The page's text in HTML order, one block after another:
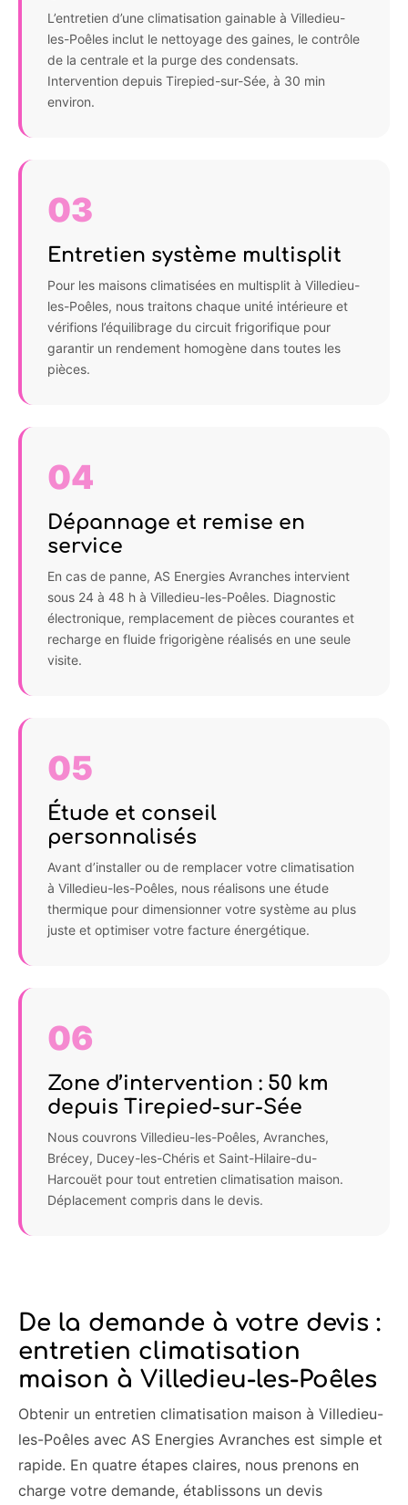
L’entretien d’une climatisation gainable à Villedieu-
les-Poêles inclut le nettoyage des gaines, le contrôle
de la centrale et la purge des condensats.
Intervention depuis Tirepied-sur-Sée, à 30 min
environ.
03
Entretien système multisplit
Pour les maisons climatisées en multisplit à Villedieu-
les-Poêles, nous traitons chaque unité intérieure et
vérifions l’équilibrage du circuit frigorifique pour
garantir un rendement homogène dans toutes les
pièces.
04
Dépannage et remise en
service
En cas de panne, AS Energies Avranches intervient
sous 24 à 48 h à Villedieu-les-Poêles. Diagnostic
électronique, remplacement de pièces courantes et
recharge en fluide frigorigène réalisés en une seule
visite.
05
Étude et conseil
personnalisés
Avant d’installer ou de remplacer votre climatisation
à Villedieu-les-Poêles, nous réalisons une étude
thermique pour dimensionner votre système au plus
juste et optimiser votre facture énergétique.
06
Zone d’intervention : 50 km
depuis Tirepied-sur-Sée
Nous couvrons Villedieu-les-Poêles, Avranches,
Brécey, Ducey-les-Chéris et Saint-Hilaire-du-
Harcouët pour tout entretien climatisation maison.
Déplacement compris dans le devis.
De la demande à votre devis :
entretien climatisation
maison à Villedieu-les-Poêles
Obtenir un entretien climatisation maison à Villedieu-
les-Poêles avec AS Energies Avranches est simple et
rapide. En quatre étapes claires, nous prenons en
charge votre demande, établissons un devis